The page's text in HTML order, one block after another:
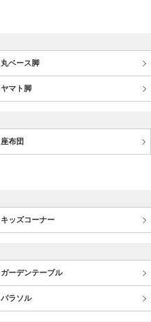
丸ベース脚
ヤマト脚
座布団
キッズコーナー
ガーデンテーブル
パラソル